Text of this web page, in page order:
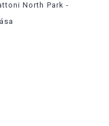
North Park -